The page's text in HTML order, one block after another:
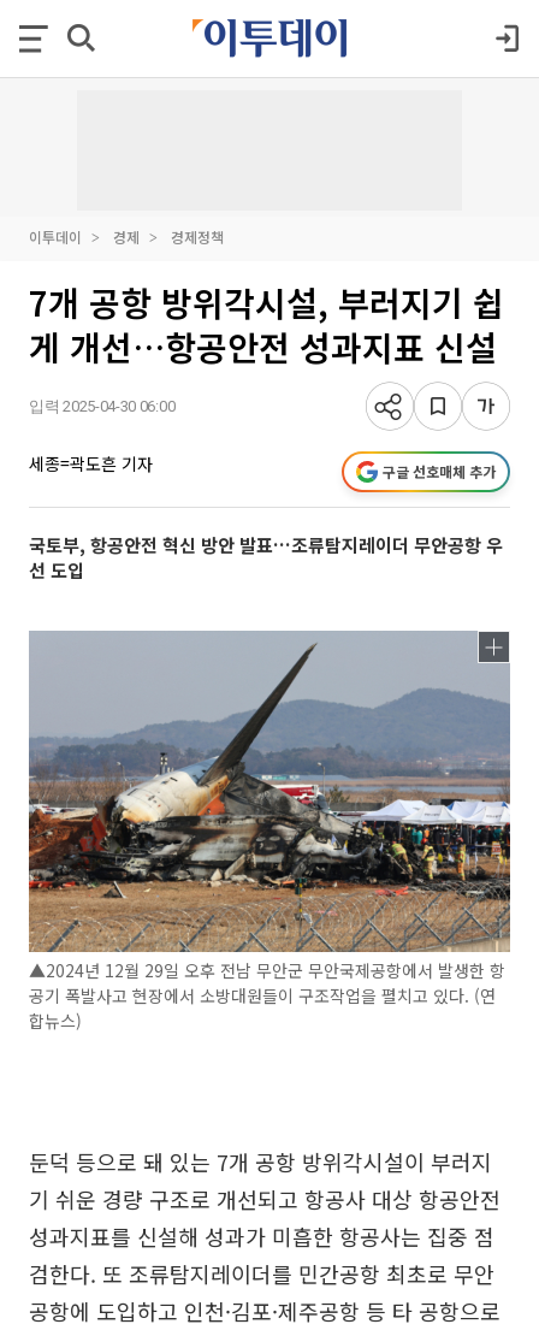
이투데이 경제 경제정책
7개 공항 방위각시설, 부러지기 쉽
게 개선…항공안전 성과지표 신설
입력 2025-04-30 06:00
세종=곽도흔 기자 구글 선호매체 추가
국토부, 항공안전 혁신 방안 발표…조류탐지레이더 무안공항 우
선 도입
▲2024년 12월 29일 오후 전남 무안군 무안국제공항에서 발생한 항
공기 폭발사고 현장에서 소방대원들이 구조작업을 펼치고 있다. (연
합뉴스)
둔덕 등으로 돼 있는 7개 공항 방위각시설이 부러지
기 쉬운 경량 구조로 개선되고 항공사 대상 항공안전
성과지표를 신설해 성과가 미흡한 항공사는 집중 점
검한다. 또 조류탐지레이더를 민간공항 최초로 무안
공항에 도입하고 인천·김포·제주공항 등 타 공항으로